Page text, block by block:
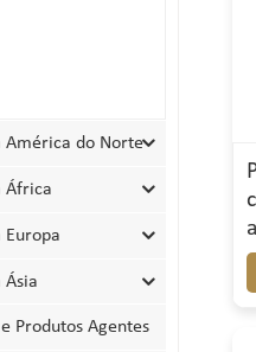
América do Norte
África
Europa
Ásia
Produtos Agentes